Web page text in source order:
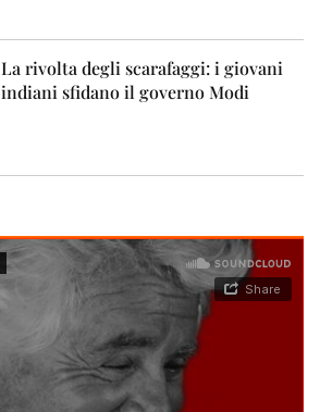
La rivolta degli scarafaggi: i giovani
indiani sfidano il governo Modi